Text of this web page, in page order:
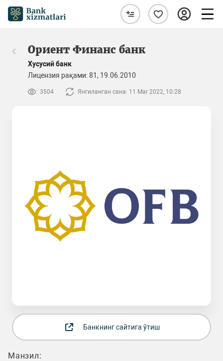
Ориент Финанс банк
Хусусий банк
Лицензия рақами: 81, 19.06.2010
3504 Янгиланган сана: 11 Mar 2022, 10:28
Банкнинг сайтига ўтиш
Манзил: